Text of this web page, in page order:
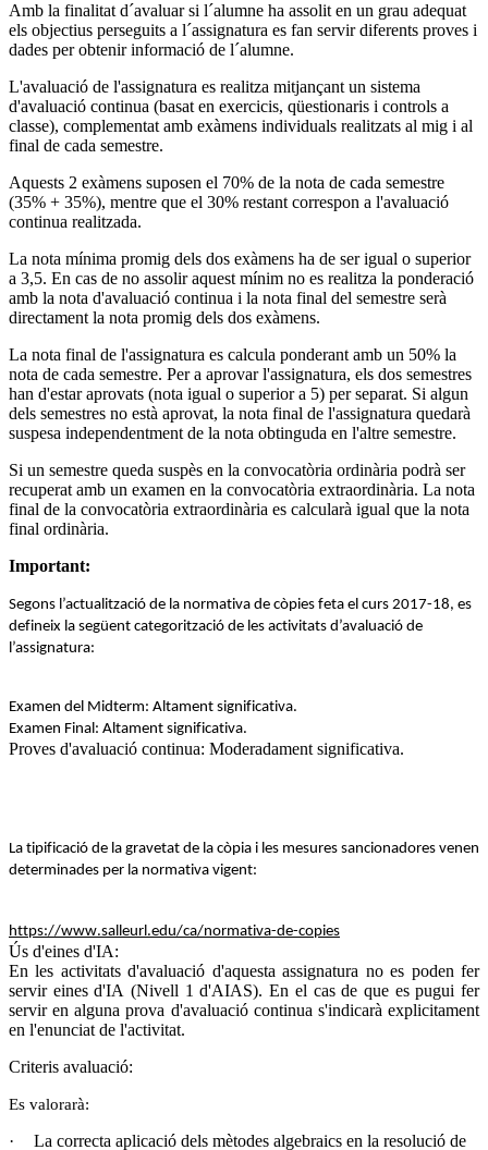
Amb la finalitat d´avaluar si l´alumne ha assolit en un grau adequat
els objectius perseguits a l´assignatura es fan servir diferents proves i
dades per obtenir informació de l´alumne.
L'avaluació de l'assignatura es realitza mitjançant un sistema
d'avaluació continua (basat en exercicis, qüestionaris i controls a
classe), complementat amb exàmens individuals realitzats al mig i al
final de cada semestre.
Aquests 2 exàmens suposen el 70% de la nota de cada semestre
(35% + 35%), mentre que el 30% restant correspon a l'avaluació
continua realitzada.
La nota mínima promig dels dos exàmens ha de ser igual o superior
a 3,5. En cas de no assolir aquest mínim no es realitza la ponderació
amb la nota d'avaluació continua i la nota final del semestre serà
directament la nota promig dels dos exàmens.
La nota final de l'assignatura es calcula ponderant amb un 50% la
nota de cada semestre. Per a aprovar l'assignatura, els dos semestres
han d'estar aprovats (nota igual o superior a 5) per separat. Si algun
dels semestres no està aprovat, la nota final de l'assignatura quedarà
suspesa independentment de la nota obtinguda en l'altre semestre.
Si un semestre queda suspès en la convocatòria ordinària podrà ser
recuperat amb un examen en la convocatòria extraordinària. La nota
final de la convocatòria extraordinària es calcularà igual que la nota
final ordinària.
Important:
Segons l’actualització de la normativa de còpies feta el curs 2017-18, es
defineix la següent categorització de les activitats d’avaluació de
l’assignatura:
Examen del Midterm: Altament significativa.
Examen Final: Altament significativa.
Proves d'avaluació continua: Moderadament significativa.
La tipificació de la gravetat de la còpia i les mesures sancionadores venen
determinades per la normativa vigent:
https://www.salleurl.edu/ca/normativa-de-copies
Ús d'eines d'IA:
En les activitats d'avaluació d'aquesta assignatura no es poden fer
servir eines d'IA (Nivell 1 d'AIAS). En el cas de que es pugui fer
servir en alguna prova d'avaluació continua s'indicarà explicitament
en l'enunciat de l'activitat.
Criteris avaluació:
Es valorarà:
· La correcta aplicació dels mètodes algebraics en la resolució de